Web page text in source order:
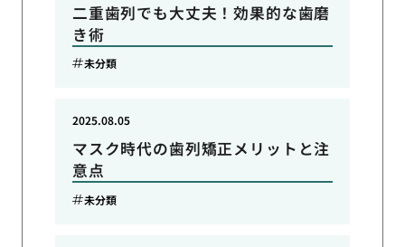
二重歯列でも大丈夫！効果的な歯磨
き術
未分類
マスク時代の歯列矯正メリットと注
意点
2025.08.05
未分類